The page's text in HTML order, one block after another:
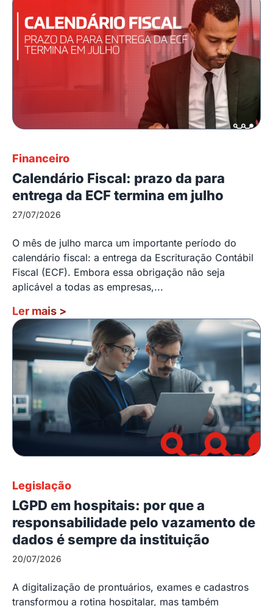
Financeiro
Calendário Fiscal: prazo da para
entrega da ECF termina em julho
27/07/2026
O mês de julho marca um importante período do
calendário fiscal: a entrega da Escrituração Contábil
Fiscal (ECF). Embora essa obrigação não seja
aplicável a todas as empresas,...
Ler mais >
Legislação
LGPD em hospitais: por que a
responsabilidade pelo vazamento de
dados é sempre da instituição
20/07/2026
A digitalização de prontuários, exames e cadastros
transformou a rotina hospitalar, mas também